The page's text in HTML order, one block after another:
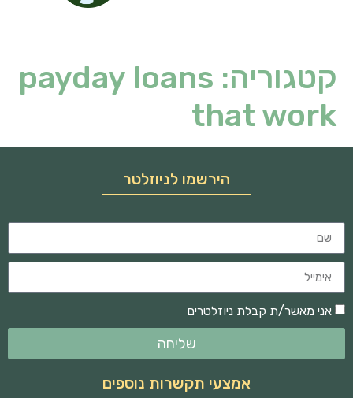
קטגוריה: payday loans
that work
הירשמו לניוזלטר
אני מאשר/ת קבלת ניוזלטרים
שליחה
אמצעי תקשרות נוספים